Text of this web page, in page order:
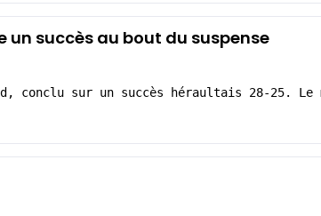
un succès au bout du suspense
sur un succès héraultais 28-25. Le